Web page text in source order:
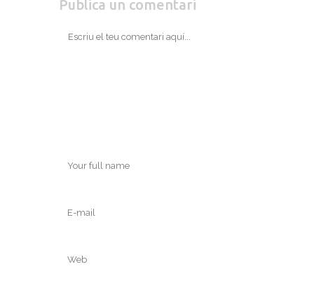
Publica un comentari